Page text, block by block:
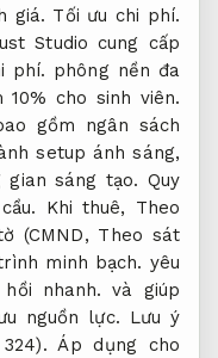
giá. Tối ưu chi phí.
Studio cung cấp
phí. phông nền đa
10% cho sinh viên.
gồm ngân sách
setup ánh sáng,
gian sáng tạo. Quy
Khi thuê, Theo
(CMND, Theo sát
minh bạch. yêu
hồi nhanh. và giúp
nguồn lực. Lưu ý
Áp dụng cho